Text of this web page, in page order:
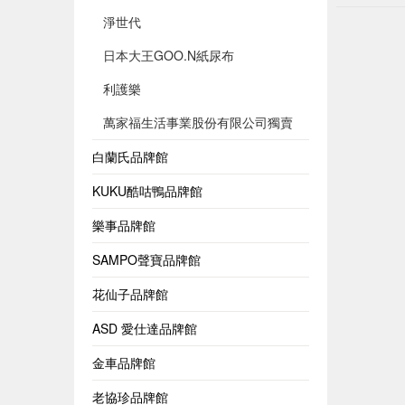
淨世代
日本大王GOO.N紙尿布
利護樂
萬家福生活事業股份有限公司獨賣
白蘭氏品牌館
KUKU酷咕鴨品牌館
樂事品牌館
SAMPO聲寶品牌館
花仙子品牌館
ASD 愛仕達品牌館
金車品牌館
老協珍品牌館